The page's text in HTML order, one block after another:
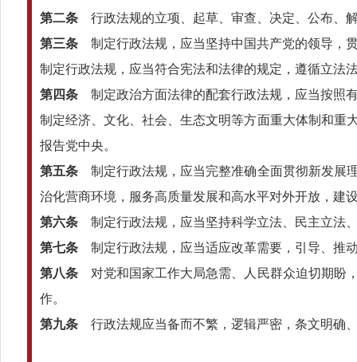
第二条 行政法规的立项、起草、审查、决定、公布、
第三条 制定行政法规，应当坚持中国共产党的领导，
制定行政法规，应当符合宪法和法律的规定，遵循立法
第四条 制定政治方面法律的配套行政法规，应当按照
制定经济、文化、社会、生态文明等方面重大体制和重
报告党中央。
第五条 制定行政法规，应当完整准确全面贯彻新发展
治化营商环境，服务高质量发展和高水平对外开放，建
第六条 制定行政法规，应当坚持科学立法、民主立法
第七条 制定行政法规，应当适应改革需要，引导、推
第八条 对党和国家工作大局急需、人民群众迫切期盼
作。
第九条 行政法规应当备而不繁，逻辑严密，条文明确